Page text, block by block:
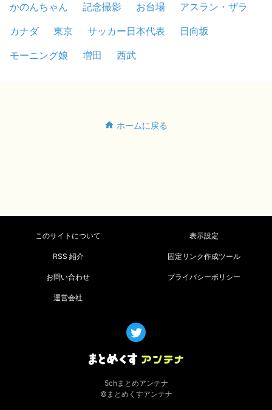
かのんちゃん
記念撮影 お台場
アスラン・ザラ
カナダ
東京 サッカー日本代表
日向坂
モーニング娘
増田 西武
ホームに戻る
このサイトについて 表示設定
RSS 紹介 固定リンク作成ツール
お問い合わせ プライバシーポリシー
運営会社
5chまとめアンテナ
©まとめくすアンテナ